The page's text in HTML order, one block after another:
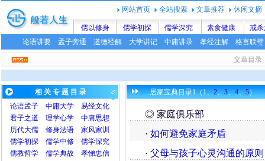
网站首页 全站搜索 文章推荐 休闲文摘
儒以修身 儒学初探 儒学深究 素食健康
戒
论语讲要
孟子旁通 道德经解 大学讲记 中庸讲录 孝经注解 格言联璧
文章目
相 关 专 题 目 录
论语孟子 中庸大学
易经文化
君子之道
理学心学
中庸思想
历代大儒
修身法语
家风家训
儒学初探
儒学中修
儒学深究
儒教哲学
儒学典故
孝悌忠信
居家宝典目录1（1、2、3、4、5）
◎ 家庭俱乐部
· 如何避免家庭矛盾
· 父母与孩子心灵沟通的原则